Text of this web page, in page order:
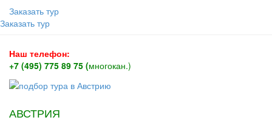
Заказать тур
Заказать тур
Наш телефон:
+7 (495) 775 89 75 (многокан.)
АВСТРИЯ